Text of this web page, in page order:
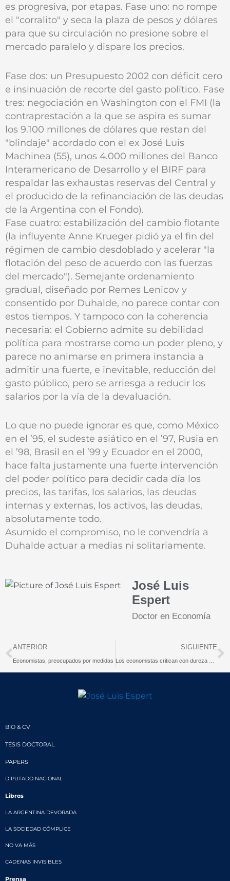
es progresiva, por etapas. Fase uno: no rompe
el "corralito" y seca la plaza de pesos y dólares
para que su circulación no presione sobre el
mercado paralelo y dispare los precios.
Fase dos: un Presupuesto 2002 con déficit cero
e insinuación de recorte del gasto político. Fase
tres: negociación en Washington con el FMI (la
contraprestación a la que se aspira es sumar
los 9.100 millones de dólares que restan del
"blindaje" acordado con el ex José Luis
Machinea (55), unos 4.000 millones del Banco
Interamericano de Desarrollo y el BIRF para
respaldar las exhaustas reservas del Central y
el producido de la refinanciación de las deudas
de la Argentina con el Fondo).
Fase cuatro: estabilización del cambio flotante
(la influyente Anne Krueger pidió ya el fin del
régimen de cambio desdoblado y acelerar "la
flotación del peso de acuerdo con las fuerzas
del mercado"). Semejante ordenamiento
gradual, diseñado por Remes Lenicov y
consentido por Duhalde, no parece contar con
estos tiempos. Y tampoco con la coherencia
necesaria: el Gobierno admite su debilidad
política para mostrarse como un poder pleno, y
parece no animarse en primera instancia a
admitir una fuerte, e inevitable, reducción del
gasto público, pero se arriesga a reducir los
salarios por la vía de la devaluación.
Lo que no puede ignorar es que, como México
en el ’95, el sudeste asiático en el ’97, Rusia en
el ’98, Brasil en el ’99 y Ecuador en el 2000,
hace falta justamente una fuerte intervención
del poder político para decidir cada día los
precios, las tarifas, los salarios, las deudas
internas y externas, los activos, las deudas,
absolutamente todo.
Asumido el compromiso, no le convendría a
Duhalde actuar a medias ni solitariamente.
José Luis
Espert
Doctor en Economía
Prev
ANTERIOR
Economistas, preocupados por medidas
SIGUIENTE
BIO & CV
TESIS DOCTORAL
PAPERS
DIPUTADO NACIONAL
Libros
LA ARGENTINA DEVORADA
LA SOCIEDAD CÓMPLICE
NO VA MÁS
CADENAS INVISIBLES
Prensa